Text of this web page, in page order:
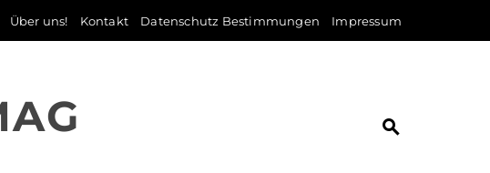
Über uns! Kontakt Datenschutz Bestimmungen Impressum